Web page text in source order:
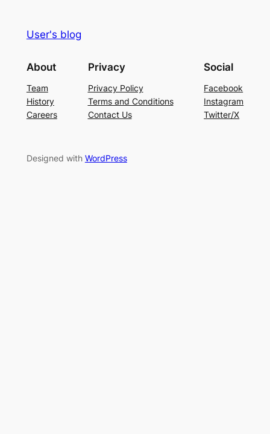
User's blog
About
Team
History
Careers
Privacy
Privacy Policy
Terms and Conditions
Contact Us
Social
Facebook
Instagram
Twitter/X
Designed with WordPress